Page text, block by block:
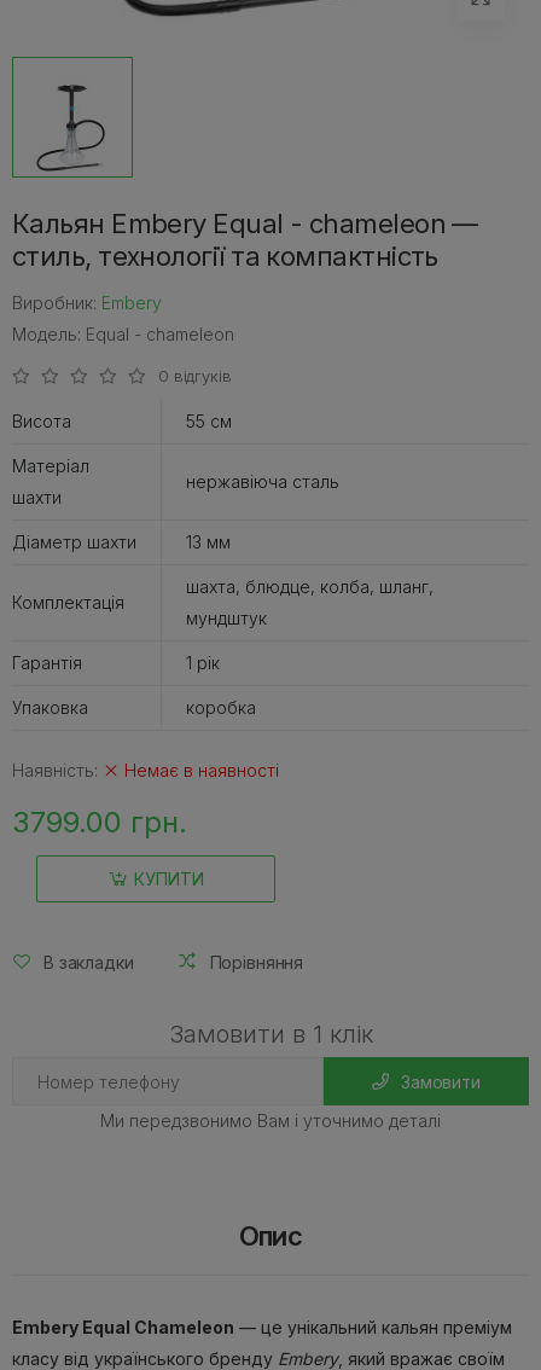
Кальян Embery Equal - chameleon —
стиль, технології та компактність
Виробник: Embery
Модель: Equal - chameleon
0 відгуків
Висота 55 см
Матеріал
шахти
нержавіюча сталь
Діаметр шахти 13 мм
Комплектація
шахта, блюдце, колба, шланг,
мундштук
Гарантія 1 рік
Упаковка коробка
Наявність: Немає в наявності
3799.00 грн.
КУПИТИ
В закладки Порівняння
Замовити в 1 клік
Замовити
Ми передзвонимо Вам і уточнимо деталі
Опис
Embery Equal Chameleon — це унікальний кальян преміум
класу від українського бренду Embery, який вражає своїм